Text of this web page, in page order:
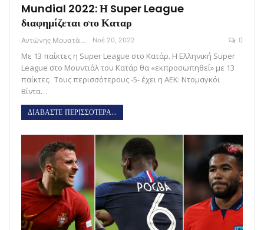
Mundial 2022: Η Super League
διαφημίζεται στο Καταρ
Αντώνης Μουστάκας Νοέ 20, 2022 0
Με 13 παίκτες η Super League στο Κατάρ. Η Ελληνική Super
League στο Μουντιάλ του Κατάρ θα «εκπροσωπηθεί» με 13
παίκτες. Τους περισσότερους -5- έχει η ΑΕΚ: Ντομαγκόι
Βίντα…
ΔΙΑΒΑΣΤΕ ΠΕΡΙΣΣΟΤΕΡΑ...